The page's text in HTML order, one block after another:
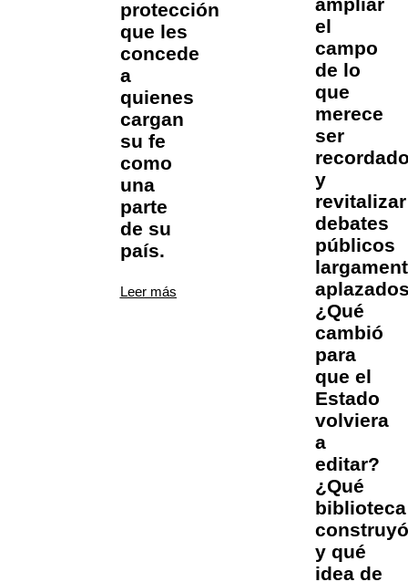
protección
que les
concede
a
quienes
cargan
su fe
como
una
parte
de su
país.
Leer más
el
campo
de lo
que
merece
ser
y
revitalizar
debates
públicos
¿Qué
cambió
para
que el
Estado
volviera
a
editar?
¿Qué
biblioteca
construyó
y qué
idea de